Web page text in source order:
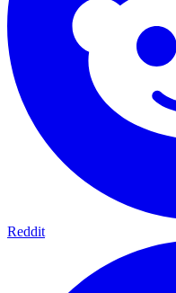
Reddit